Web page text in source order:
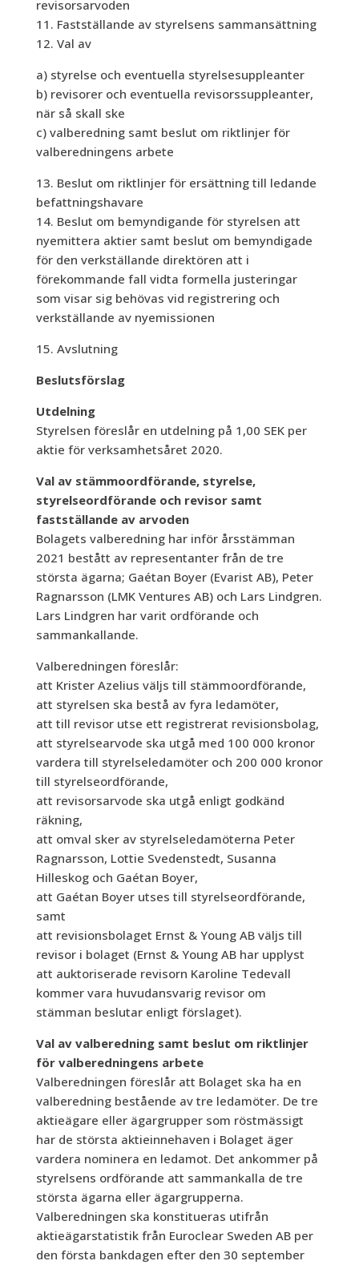
revisorsarvoden
11. Fastställande av styrelsens sammansättning
12. Val av
a) styrelse och eventuella styrelsesuppleanter
b) revisorer och eventuella revisorssuppleanter,
när så skall ske
c) valberedning samt beslut om riktlinjer för
valberedningens arbete
13. Beslut om riktlinjer för ersättning till ledande
befattningshavare
14. Beslut om bemyndigande för styrelsen att
nyemittera aktier samt beslut om bemyndigade
för den verkställande direktören att i
förekommande fall vidta formella justeringar
som visar sig behövas vid registrering och
verkställande av nyemissionen
15. Avslutning
Beslutsförslag
Utdelning
Styrelsen föreslår en utdelning på 1,00 SEK per
aktie för verksamhetsåret 2020.
Val av stämmoordförande, styrelse,
styrelseordförande och revisor samt
fastställande av arvoden
Bolagets valberedning har inför årsstämman
2021 bestått av representanter från de tre
största ägarna; Gaétan Boyer (Evarist AB), Peter
Ragnarsson (LMK Ventures AB) och Lars Lindgren.
Lars Lindgren har varit ordförande och
sammankallande.
Valberedningen föreslår:
att Krister Azelius väljs till stämmoordförande,
att styrelsen ska bestå av fyra ledamöter,
att till revisor utse ett registrerat revisionsbolag,
att styrelsearvode ska utgå med 100 000 kronor
vardera till styrelseledamöter och 200 000 kronor
till styrelseordförande,
att revisorsarvode ska utgå enligt godkänd
räkning,
att omval sker av styrelseledamöterna Peter
Ragnarsson, Lottie Svedenstedt, Susanna
Hilleskog och Gaétan Boyer,
att Gaétan Boyer utses till styrelseordförande,
samt
att revisionsbolaget Ernst & Young AB väljs till
revisor i bolaget (Ernst & Young AB har upplyst
att auktoriserade revisorn Karoline Tedevall
kommer vara huvudansvarig revisor om
stämman beslutar enligt förslaget).
Val av valberedning samt beslut om riktlinjer
för valberedningens arbete
Valberedningen föreslår att Bolaget ska ha en
valberedning bestående av tre ledamöter. De tre
aktieägare eller ägargrupper som röstmässigt
har de största aktieinnehaven i Bolaget äger
vardera nominera en ledamot. Det ankommer på
styrelsens ordförande att sammankalla de tre
största ägarna eller ägargrupperna.
Valberedningen ska konstitueras utifrån
aktieägarstatistik från Euroclear Sweden AB per
den första bankdagen efter den 30 september